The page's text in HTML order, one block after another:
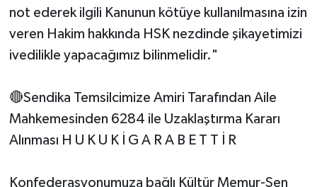
not ederek ilgili Kanunun kötüye kullanılmasına izin
veren Hakim hakkında HSK nezdinde şikayetimizi
ivedilikle yapacağımız bilinmelidir."
🔴Sendika Temsilcimize Amiri Tarafından Aile
Mahkemesinden 6284 ile Uzaklaştırma Kararı
Alınması H U K U K İ G A R A B E T T İ R
Konfederasyonumuza bağlı Kültür Memur-Sen